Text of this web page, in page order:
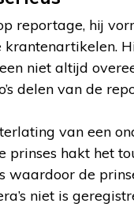
reportage, hij
niet altijd
delen van de
van een
prinses hakt het
waardoor de
niet is